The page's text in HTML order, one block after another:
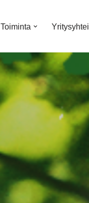
Toiminta